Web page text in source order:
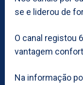
se e liderou de
O canal registou
vantagem
Na informação